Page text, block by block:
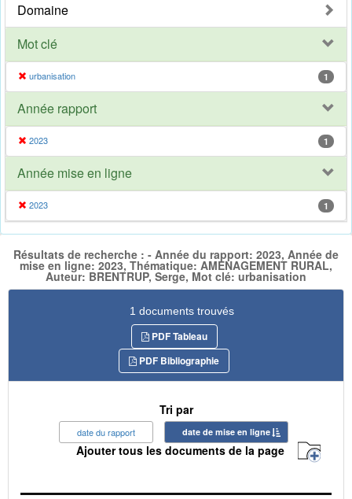
Domaine
Mot clé
urbanisation 1
Année rapport
2023 1
Année mise en ligne
2023 1
Résultats de recherche : - Année du rapport: 2023, Année de
mise en ligne: 2023, Thématique: AMENAGEMENT RURAL,
Auteur: BRENTRUP, Serge, Mot clé: urbanisation
1 documents trouvés
PDF Tableau
PDF Bibliographie
Tri par
date du rapport date de mise en ligne
Ajouter tous les documents de la page